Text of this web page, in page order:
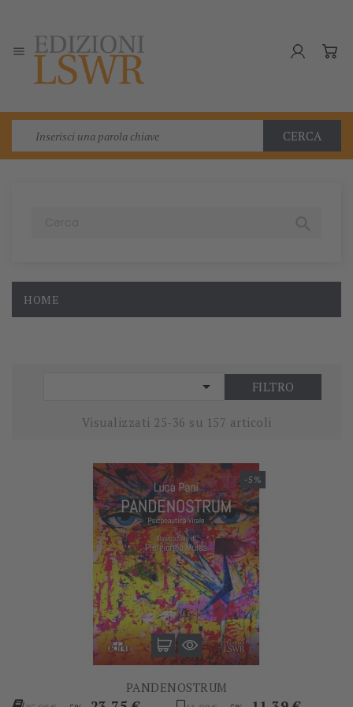

CERCA
HOME
 FILTRO
Visualizzati 25-36 su 157 articoli
-5%
PANDENOSTRUM